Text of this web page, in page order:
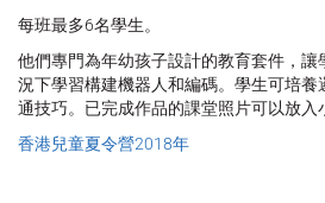
每班最多6名學生。
他們專門為年幼孩子設計的教育套件，
況下學習構建機器人和編碼。學生可培
通技巧。已完成作品的課堂照片可以放入
香港兒童夏令營2018年